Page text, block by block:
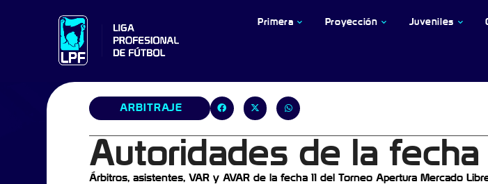
Primera Proyección Juveniles
ARBITRAJE
Autoridades de la fecha
Árbitros, asistentes, VAR y AVAR de la fecha 11 del Torneo Apertura Mercado